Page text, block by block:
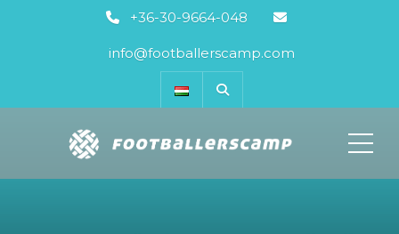
+36-30-9664-048
info@footballerscamp.com